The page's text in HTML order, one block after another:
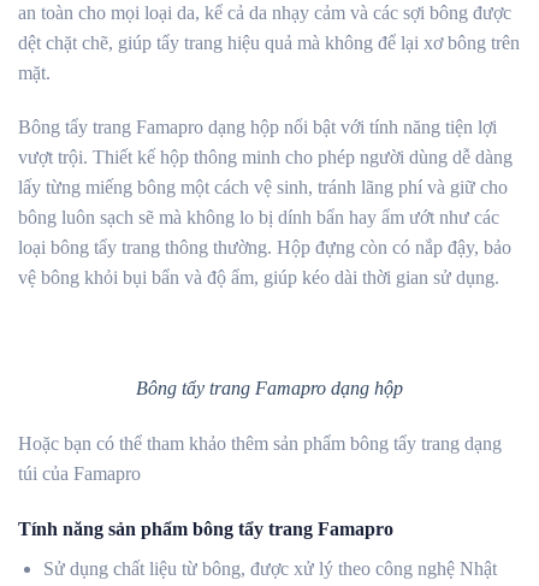
an toàn cho mọi loại da, kể cả da nhạy cảm và các sợi bông được
dệt chặt chẽ, giúp tẩy trang hiệu quả mà không để lại xơ bông trên
mặt.
Bông tẩy trang Famapro dạng hộp nổi bật với tính năng tiện lợi
vượt trội. Thiết kế hộp thông minh cho phép người dùng dễ dàng
lấy từng miếng bông một cách vệ sinh, tránh lãng phí và giữ cho
bông luôn sạch sẽ mà không lo bị dính bẩn hay ẩm ướt như các
loại bông tẩy trang thông thường. Hộp đựng còn có nắp đậy, bảo
vệ bông khỏi bụi bẩn và độ ẩm, giúp kéo dài thời gian sử dụng.
Bông tẩy trang Famapro dạng hộp
Hoặc bạn có thể tham khảo thêm sản phẩm bông tẩy trang dạng
túi của Famapro
Tính năng sản phẩm bông tẩy trang Famapro
Sử dụng chất liệu từ bông, được xử lý theo công nghệ Nhật